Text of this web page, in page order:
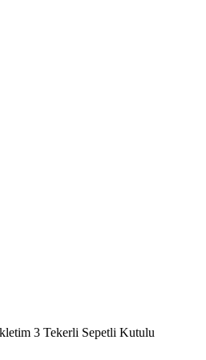
3 Tekerli Sepetli Kutulu